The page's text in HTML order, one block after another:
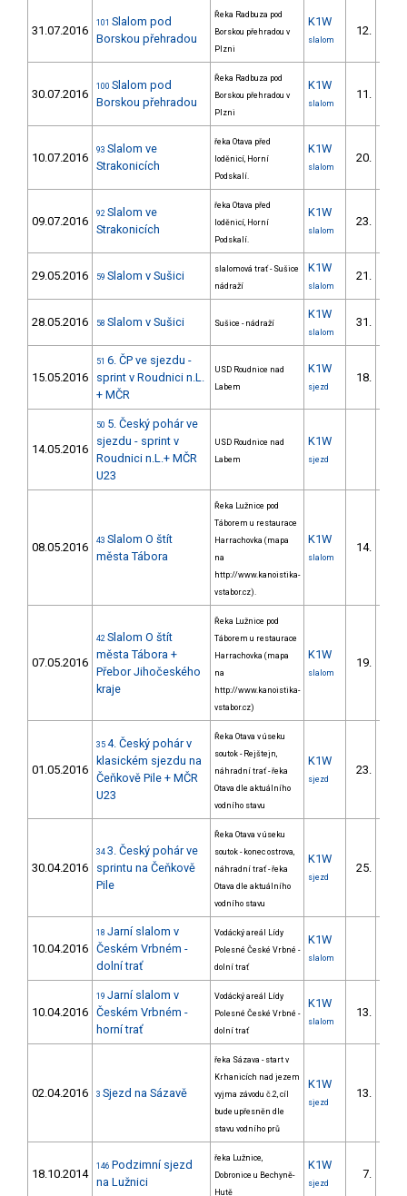
31.07.2016
101 Slalom pod
Borskou přehradou
Řeka Radbuza pod
Borskou přehradou v
Plzni
K1W
slalom
12.
30.07.2016
100 Slalom pod
Borskou přehradou
Řeka Radbuza pod
Borskou přehradou v
Plzni
K1W
slalom
11.
10.07.2016
93 Slalom ve
Strakonicích
řeka Otava před
loděnicí, Horní
Podskalí.
K1W
slalom
20.
09.07.2016
92 Slalom ve
Strakonicích
řeka Otava před
loděnicí, Horní
Podskalí.
K1W
slalom
23.
29.05.2016 59 Slalom v Sušici
slalomová trať - Sušice
nádraží
K1W
slalom
21.
28.05.2016 58 Slalom v Sušici Sušice - nádraží
K1W
slalom
31.
15.05.2016
51 6. ČP ve sjezdu -
sprint v Roudnici n.L.
+ MČR
USD Roudnice nad
Labem
K1W
sjezd
18.
14.05.2016
50 5. Český pohár ve
sjezdu - sprint v
Roudnici n.L.+ MČR
U23
USD Roudnice nad
Labem
K1W
sjezd
08.05.2016 43 Slalom O štít
města Tábora
Řeka Lužnice pod
Táborem u restaurace
Harrachovka (mapa
na
http://www.kanoistika-
vstabor.cz).
K1W
slalom
14.
07.05.2016
42 Slalom O štít
města Tábora +
Přebor Jihočeského
kraje
Řeka Lužnice pod
Táborem u restaurace
Harrachovka (mapa
na
http://www.kanoistika-
vstabor.cz)
K1W
slalom
19.
01.05.2016
35 4. Český pohár v
klasickém sjezdu na
Čeňkově Pile + MČR
U23
Řeka Otava v úseku
soutok - Rejštejn,
náhradní trať - řeka
Otava dle aktuálního
vodního stavu
K1W
sjezd
23.
30.04.2016
34 3. Český pohár ve
sprintu na Čeňkově
Pile
Řeka Otava v úseku
soutok - konec ostrova,
náhradní trať - řeka
Otava dle aktuálního
vodního stavu
K1W
sjezd
25.
10.04.2016
18 Jarní slalom v
Českém Vrbném -
dolní trať
Vodácký areál Lídy
Polesné České Vrbné -
dolní trať
K1W
slalom
10.04.2016
19 Jarní slalom v
Českém Vrbném -
horní trať
Vodácký areál Lídy
Polesné České Vrbné -
dolní trať
K1W
slalom
13.
02.04.2016 3 Sjezd na Sázavě
řeka Sázava - start v
Krhanicích nad jezem
vyjma závodu č.2, cíl
bude upřesněn dle
stavu vodního prů
K1W
sjezd
13.
18.10.2014
146 Podzimní sjezd
na Lužnici
řeka Lužnice,
Dobronice u Bechyně-
Hutě
K1W
sjezd
7.